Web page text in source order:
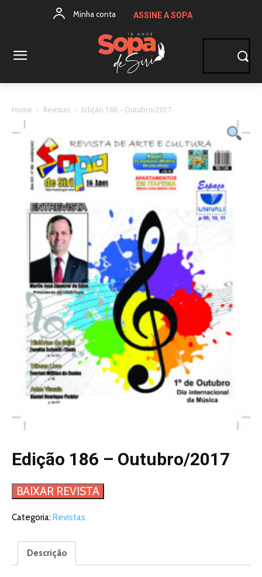
Minha conta ASSINE A SOPA
Home Revistas Edição 186 – Outubro/2017
Edição 186 – Outubro/2017
BAIXAR REVISTA
Categoria:Revistas
Descrição